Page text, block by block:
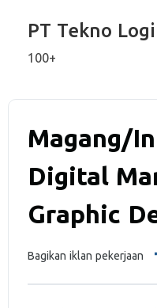
PT Tekno
100+
Magang/
Digital
Graphic
Bagikan iklan pekerjaan